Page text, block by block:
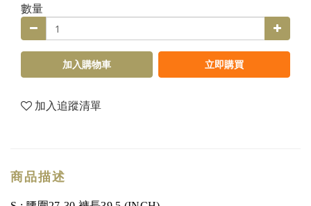
數量
加入購物車 立即購買
加入追蹤清單
商品描述